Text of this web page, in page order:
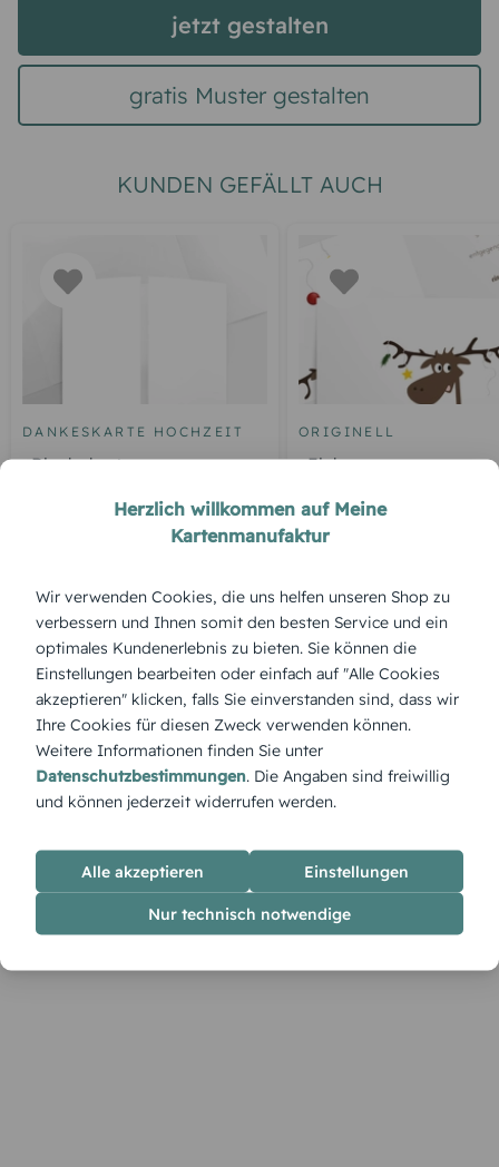
jetzt gestalten
gratis Muster gestalten
KUNDEN GEFÄLLT AUCH
DANKESKARTE HOCHZEIT
Blankokarte
ORIGINELL
Elch
ÜBERBLICK:
Produktbeschreibung
'Weihnachtskranz' – rund, reich geschmückt und liebevoll
arrangiert, heißt er jeden Gast willkommen und setzt einen
festlichen Akzent auf der Tafel.
Herzlich willkommen auf Meine
Kartenmanufaktur
Wir verwenden Cookies, die uns helfen unseren Shop zu
verbessern und Ihnen somit den besten Service und ein
optimales Kundenerlebnis zu bieten. Sie können die
Einstellungen bearbeiten oder einfach auf "Alle Cookies
akzeptieren" klicken, falls Sie einverstanden sind, dass wir
Ihre Cookies für diesen Zweck verwenden können.
Weitere Informationen finden Sie unter
Datenschutzbestimmungen. Die Angaben sind freiwillig
und können jederzeit widerrufen werden.
Alle akzeptieren Einstellungen
Nur technisch notwendige